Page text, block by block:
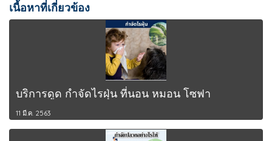
เนื้อหาที่เกี่ยวข้อง
บริการดูด กำจัดไรฝุ่น ที่นอน หมอน โซฟา
11 มี.ค. 2563